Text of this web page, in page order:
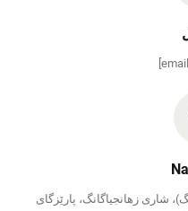
شاری زھانجیاگانگ، پارێزگای